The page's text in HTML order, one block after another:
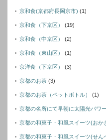
京和食(京都府長岡京市) (1)
京和食（下京区） (19)
京和食（中京区） (2)
京和食（東山区） (1)
京洋食（下京区） (3)
京都のお茶 (3)
京都のお茶（ペットボトル） (1)
京都の名所にて早朝に太陽光パワ
京都の和菓子・和風スイーツ(おか
京都の和菓子・和風スイーツ(せん